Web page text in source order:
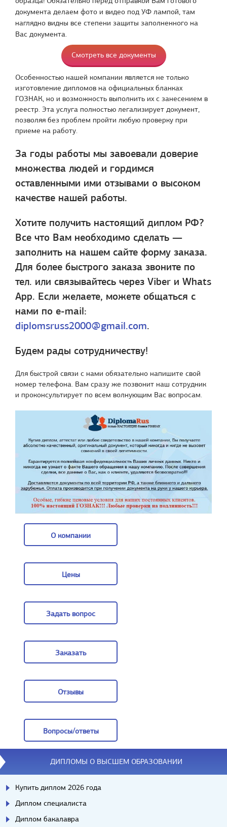
документа делаем фото и видео под УФ лампой, там
наглядно видны все степени защиты заполненного на
Вас документа.
Смотреть все документы
Особенностью нашей компании является не только
изготовление дипломов на официальных бланках
ГОЗНАК, но и возможность выполнить их с занесением в
реестр. Эта услуга полностью легализирует документ,
позволяя без проблем пройти любую проверку при
приеме на работу.
За годы работы мы завоевали доверие
множества людей и гордимся
оставленными ими отзывами о высоком
качестве нашей работы.
Хотите получить настоящий диплом РФ?
Все что Вам необходимо сделать —
заполнить на нашем сайте форму заказа.
Для более быстрого заказа звоните по
тел. или связывайтесь через Viber и Whats
App. Если желаете, можете общаться с
нами по e-mail:
diplomsruss2000@gmail.com.
Будем рады сотрудничеству!
Для быстрой связи с нами обязательно напишите свой
номер телефона. Вам сразу же позвонит наш сотрудник
и проконсультирует по всем волнующим Вас вопросам.
О компании
Цены
Задать вопрос
Заказать
Отзывы
Вопросы/ответы
Вопросы/ответы
ДИПЛОМЫ О ВЫСШЕМ ОБРАЗОВАНИИ
Купить диплом 2026 года
Диплом специалиста
Диплом бакалавра